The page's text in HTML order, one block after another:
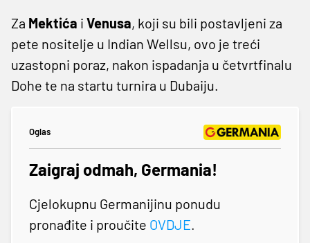
Za Mektića i Venusa, koji su bili postavljeni za
pete nositelje u Indian Wellsu, ovo je treći
uzastopni poraz, nakon ispadanja u četvrtfinalu
Dohe te na startu turnira u Dubaiju.
Oglas
Zaigraj odmah, Germania!
Cjelokupnu Germanijinu ponudu
pronađite i proučite OVDJE.